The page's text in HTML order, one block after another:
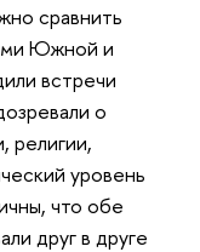
сравнить
Южной и
встречи
о
религии,
уровень
что обе
друг в друге